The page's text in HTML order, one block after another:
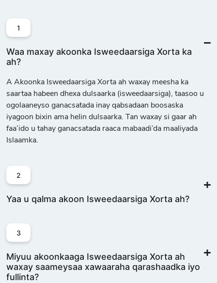
1
Waa maxay akoonka Isweedaarsiga Xorta ka
ah?
AAkoonka Isweedaarsiga Xorta ah waxay meesha ka
saartaa habeen dhexa dulsaarka (isweedaarsiga), taasoo u
ogolaaneyso ganacsatada inay qabsadaan boosaska
iyagoon bixin ama helin dulsaarka. Tan waxay si gaar ah
faa’ido u tahay ganacsatada raaca mabaadi’da maaliyada
Islaamka.
2
Yaa u qalma akoon Isweedaarsiga Xorta ah?
3
Miyuu akoonkaaga Isweedaarsiga Xorta ah
waxay saameysaa xawaaraha qarashaadka iyo
fullinta?